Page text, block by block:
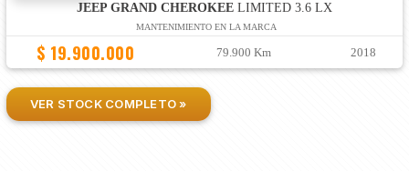
JEEP GRAND CHEROKEELIMITED 3.6 LX
MANTENIMIENTO EN LA MARCA
$ 19.900.000 79.900 Km 2018
VER STOCK COMPLETO »